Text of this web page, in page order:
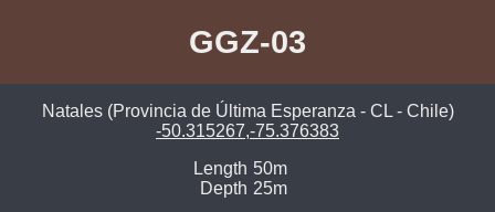
GGZ-03
Natales (Provincia de Última Esperanza - CL - Chile)
-50.315267,-75.376383
Length 50m
Depth 25m